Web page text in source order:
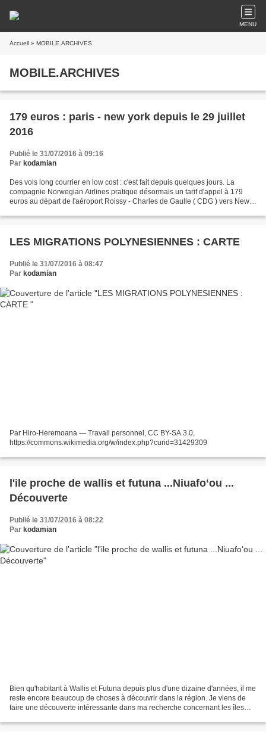
MENU
Accueil » MOBILE.ARCHIVES
MOBILE.ARCHIVES
179 euros : paris - new york depuis le 29 juillet
2016
Publié le 31/07/2016 à 09:16
Par kodamian
Des vols long courrier en low cost : c'est fait depuis quelques jours. La
compagnie Norwegian Airlines pratique désormais un tarif d'appel à 179
euros au départ de l'aéroport Roissy - Charles de Gaulle ( CDG ) vers New
LES MIGRATIONS POLYNESIENNES : CARTE
Publié le 31/07/2016 à 08:47
Par kodamian
Par Hiro-Heremoana — Travail personnel, CC BY-SA 3.0,
https://commons.wikimedia.org/w/index.php?curid=31429309
l'ile proche de wallis et futuna ...Niuafoʻou ...
Découverte
Publié le 31/07/2016 à 08:22
Par kodamian
Bien qu'habitant à Wallis et Futuna depuis plus d'une dizaine d'années, il me
reste encore beaucoup de choses à découvrir dans la région. Je viens de
faire une découverte intéressante dans ma recherche concernant les îles